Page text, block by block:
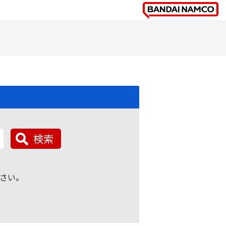
検索
い。